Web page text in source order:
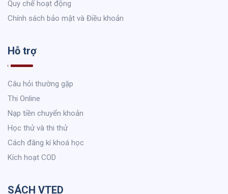
Quy chế hoạt động
Chính sách bảo mật và Điều khoản
Hỗ trợ
Câu hỏi thường gặp
Thi Online
Nạp tiền chuyển khoản
Học thử và thi thử
Cách đăng kí khoá học
Kích hoạt COD
SÁCH VTED